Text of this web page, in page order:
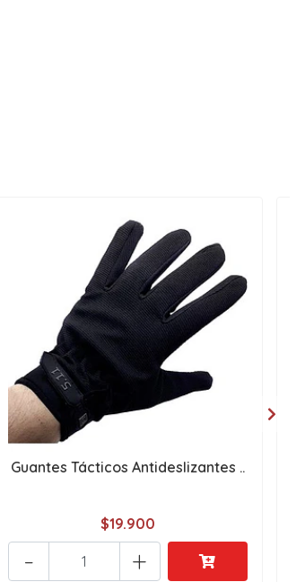
Guantes Tácticos Antideslizantes ..
$19.900
+
-